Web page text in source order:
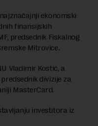
ekonomski
finansijskih
predsednik Fiskalnog
Mitrovice.
Vladimir Kostić, a
divizije za
MasterCard.
investitora iz